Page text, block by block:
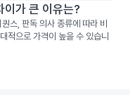
이가 큰 이유는?
스, 판독 의사 종류에 따라 비
적으로 가격이 높을 수 있습니